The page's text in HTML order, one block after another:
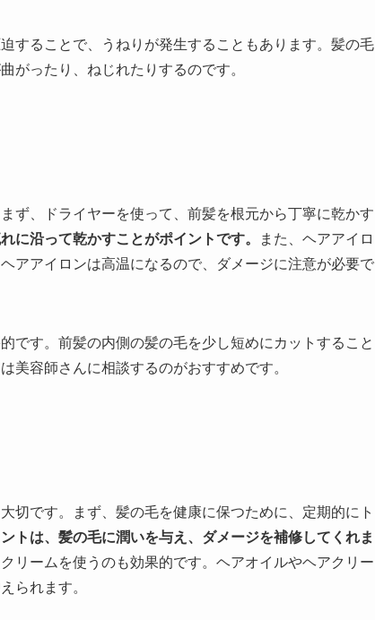
することで、うねりが発生することもあります。髪の毛
がったり、ねじれたりするのです。
ず、ドライヤーを使って、前髪を根元から丁寧に乾かす
に沿って乾かすことがポイントです。
また、ヘアアイロ
アアイロンは高温になるので、ダメージに注意が必要で
です。前髪の内側の髪の毛を少し短めにカットすること
美容師さんに相談するのがおすすめです。
切です。まず、髪の毛を健康に保つために、定期的にト
ントは、髪の毛に潤いを与え、ダメージを補修してくれま
リームを使うのも効果的です。ヘアオイルやヘアクリー
られます。